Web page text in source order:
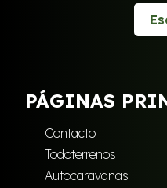
PÁGINAS
Contacto
Todoterrenos
Autocaravanas